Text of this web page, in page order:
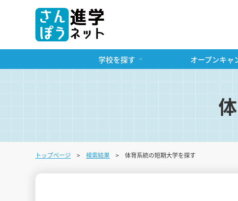
学校を探す オープンキャ
トップページ 検索結果 体育系統の短期大学を探す